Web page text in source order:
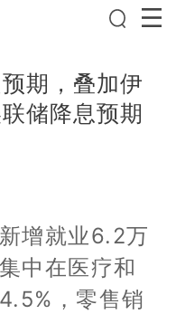
期，叠加伊
储降息预期
增就业6.2万
中在医疗和
，零售销